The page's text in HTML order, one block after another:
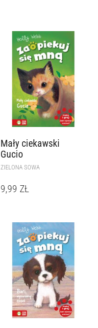
Mały ciekawski
Gucio
ZIELONA SOWA
9,99 ZŁ